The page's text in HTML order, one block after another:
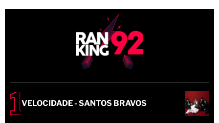
VELOCIDADE - SANTOS BRAVOS